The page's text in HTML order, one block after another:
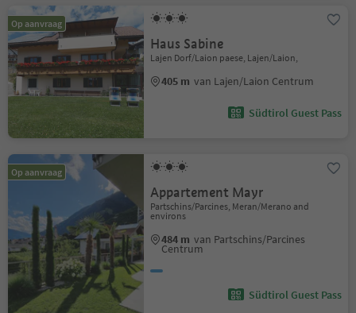
Op aanvraag
Haus Sabine
Lajen Dorf/Laion paese, Lajen/Laion,
405 m van Lajen/Laion Centrum
Südtirol Guest Pass
Op aanvraag
Appartement Mayr
Partschins/Parcines, Meran/Merano and
environs
484 m van Partschins/Parcines
Centrum
Südtirol Guest Pass